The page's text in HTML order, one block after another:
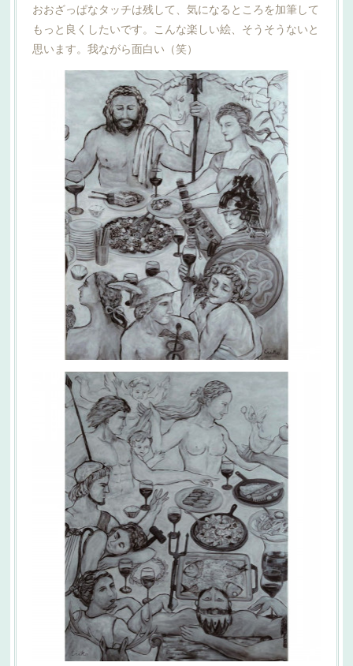
おおざっぱなタッチは残して、気になるところを加筆して
もっと良くしたいです。こんな楽しい絵、そうそうないと
思います。我ながら面白い（笑）